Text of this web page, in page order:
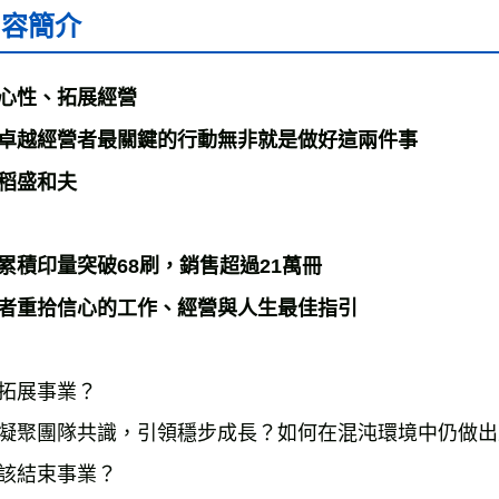
簡介
性、拓展經營
越經營者最關鍵的行動無非就是做好這兩件事
盛和夫
積印量突破68刷，銷售超過21萬冊
重拾信心的工作、經營與人生最佳指引
展事業？
聚團隊共識，引領穩步成長？如何在混沌環境中仍做
結束事業？